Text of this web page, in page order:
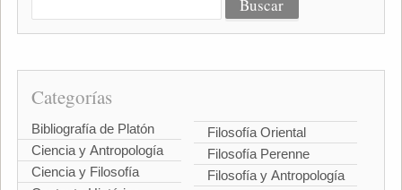
Categorías
Bibliografía de Platón
Ciencia y Antropología
Ciencia y Filosofía
Filosofía Oriental
Filosofía Perenne
Filosofía y Antropología